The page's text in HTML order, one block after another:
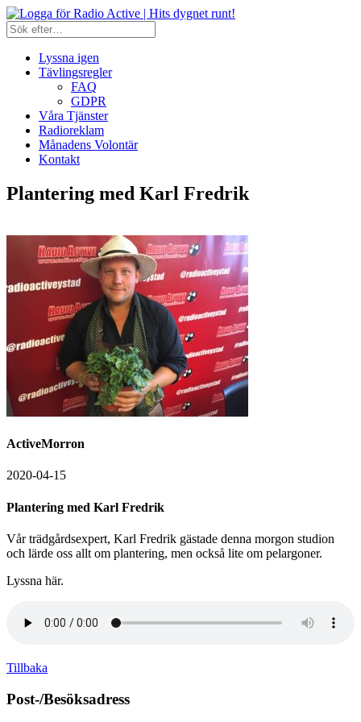
Lyssna igen
Tävlingsregler
FAQ
GDPR
Våra Tjänster
Radioreklam
Månadens Volontär
Kontakt
Plantering med Karl Fredrik
ActiveMorron
2020-04-15
Plantering med Karl Fredrik
Vår trädgårdsexpert, Karl Fredrik gästade denna morgon studion
och lärde oss allt om plantering, men också lite om pelargoner.
Lyssna här.
Tillbaka
Post-/Besöksadress